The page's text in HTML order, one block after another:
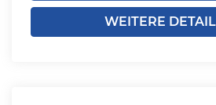
WEITERE